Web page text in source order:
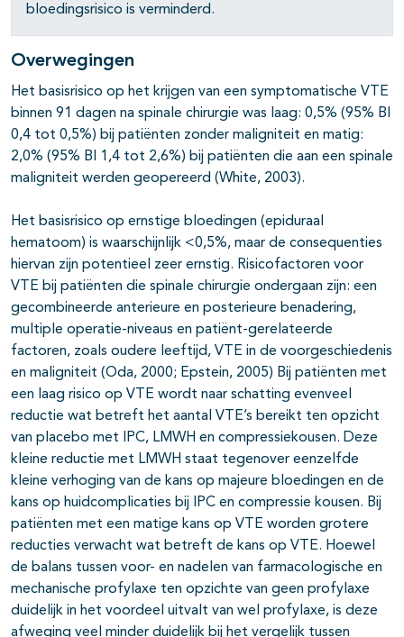
open- en dichtklappen
open- en dichtklappen
open- en dichtklappen
open- en dichtklappen
open- en dichtklappen
open- en dichtklappen
bloedingsrisico is verminderd.
Overwegingen
Het basisrisico op het krijgen van een symptomatische VTE
binnen 91 dagen na spinale chirurgie was laag: 0,5% (95% BI
0,4 tot 0,5%) bij patiënten zonder maligniteit en matig:
2,0% (95% BI 1,4 tot 2,6%) bij patiënten die aan een spinale
maligniteit werden geopereerd (White, 2003).
Het basisrisico op ernstige bloedingen (epiduraal
hematoom) is waarschijnlijk <0,5%, maar de consequenties
hiervan zijn potentieel zeer ernstig. Risicofactoren voor
VTE bij patiënten die spinale chirurgie ondergaan zijn: een
gecombineerde anterieure en posterieure benadering,
multiple operatie-niveaus en patiënt-gerelateerde
factoren, zoals oudere leeftijd, VTE in de voorgeschiedenis
en maligniteit (Oda, 2000; Epstein, 2005) Bij patiënten met
een laag risico op VTE wordt naar schatting evenveel
reductie wat betreft het aantal VTE’s bereikt ten opzicht
van placebo met IPC, LMWH en compressiekousen. Deze
kleine reductie met LMWH staat tegenover eenzelfde
kleine verhoging van de kans op majeure bloedingen en de
kans op huidcomplicaties bij IPC en compressie kousen. Bij
patiënten met een matige kans op VTE worden grotere
reducties verwacht wat betreft de kans op VTE. Hoewel
de balans tussen voor- en nadelen van farmacologische en
mechanische profylaxe ten opzichte van geen profylaxe
duidelijk in het voordeel uitvalt van wel profylaxe, is deze
afweging veel minder duidelijk bij het vergelijk tussen